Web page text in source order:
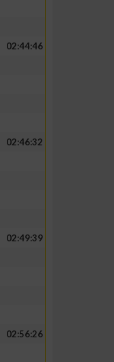
02:44:46
02:46:32
02:49:39
02:56:26